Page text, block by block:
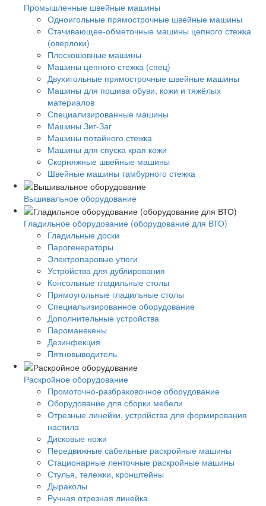
Промышленные швейные машины
Одноигольные прямострочные швейные машины
Стачивающее-обметочные машины цепного стежка
(оверлоки)
Плоскошовные машины
Машины цепного стежка (спец)
Двухигольные прямострочные швейные машины
Машины для пошива обуви, кожи и тяжёлых
материалов
Специализированные машины
Машины Зиг-Заг
Машины потайного стежка
Машины для спуска края кожи
Скорняжные швейные машины
Швейные машины тамбурного стежка
Вышивальное оборудование
Гладильное оборудование (оборудование для ВТО)
Гладильные доски
Парогенераторы
Электропаровые утюги
Устройства для дублирования
Консольные гладильные столы
Прямоугольные гладильные столы
Специальизированное оборудование
Дополнительные устройства
Пароманекены
Дезинфекция
Пятновыводитель
Раскройное оборудование
Промоточно-разбраковочное оборудование
Оборудование для сборки мебели
Отрезные линейки, устройства для формирования
настила
Дисковые ножи
Передвижные сабельные раскройные машины
Стационарные ленточные раскройные машины
Стулья, тележки, кронштейны
Дыраколы
Ручная отрезная линейка